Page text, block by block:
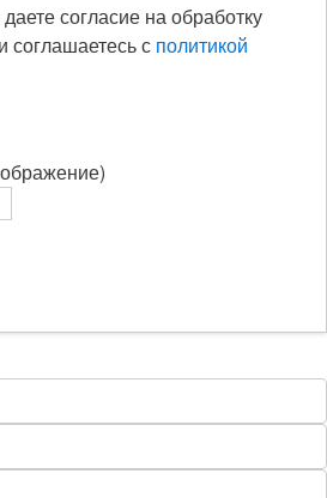
согласие на обработку
соглашаетесь с политикой